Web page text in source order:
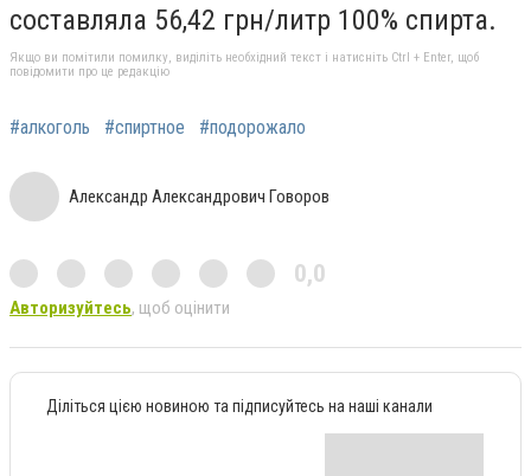
составляла 56,42 грн/литр 100% спирта.
Якщо ви помітили помилку, виділіть необхідний текст і натисніть Ctrl + Enter, щоб
повідомити про це редакцію
#алкоголь #спиртное #подорожало
Александр Александрович Говоров
0,0
Авторизуйтесь, щоб оцінити
Діліться цією новиною та підписуйтесь на наші канали